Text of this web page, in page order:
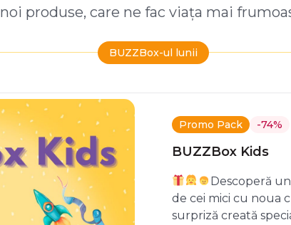
noi produse, care ne fac viața mai
BUZZBox-ul lunii
Promo Pack -74%
BUZZBox Kids
Descoperă
de cei mici cu noua
surpriză creată